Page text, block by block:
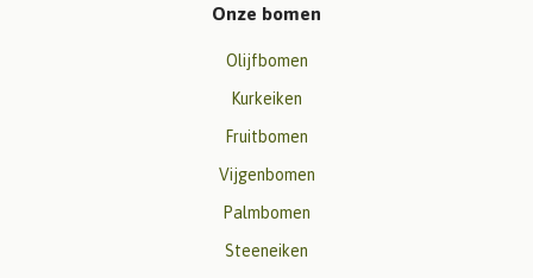
Onze bomen
Olijfbomen
Kurkeiken
Fruitbomen
Vijgenbomen
Palmbomen
Steeneiken